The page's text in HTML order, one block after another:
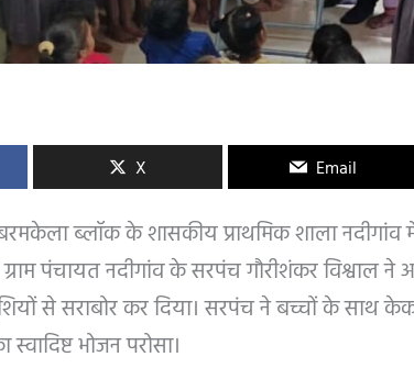
X Email
ब्लॉक के शासकीय प्राथमिक शाला
पंचायत नदीगांव के सरपंच गौरीशंकर विश्वाल
से सराबोर कर दिया। सरपंच ने बच्चों के साथ
भोजन परोसा।